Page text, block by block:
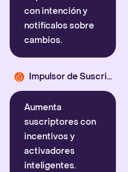
con intención y
notifícalos sobre
cambios.
Impulsor de Suscriptores
Aumenta
suscriptores con
incentivos y
activadores
inteligentes.